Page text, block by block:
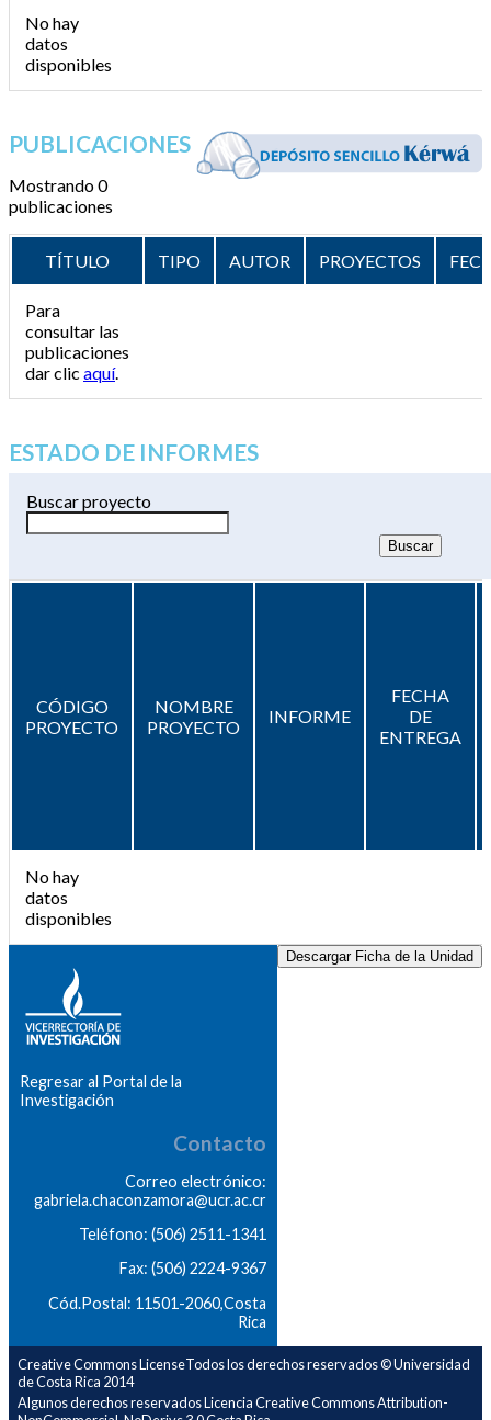
No hay
datos
disponibles
PUBLICACIONES
Mostrando 0
publicaciones
TÍTULO TIPO AUTOR PROYECTOS
Para
consultar las
publicaciones
dar clic aquí.
ESTADO DE INFORMES
Buscar proyecto
CÓDIGO
PROYECTO
NOMBRE
PROYECTO
INFORME
FECHA
DE
ENTREGA
No hay
datos
disponibles
Descargar Ficha de la Unidad
Regresar al Portal de la
Investigación
Contacto
Correo electrónico:
gabriela.chaconzamora@ucr.ac.cr
Teléfono: (506) 2511-1341
Fax: (506) 2224-9367
Cód.Postal: 11501-2060,Costa
Rica
Creative Commons LicenseTodos los derechos reservados © Universidad
de Costa Rica 2014
Algunos derechos reservados Licencia Creative Commons Attribution-